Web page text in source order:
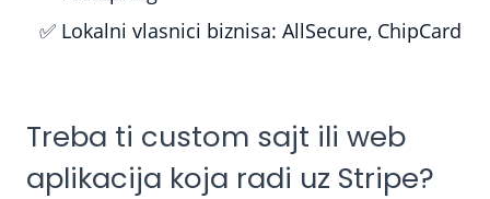
Lokalni vlasnici biznisa: AllSecure, ChipCard
Treba ti custom sajt ili web
aplikacija koja radi uz Stripe?